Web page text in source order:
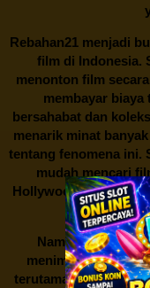
Rebahan21menjadi
film di Indonesia.
menonton film
membayar biaya
bersahabat dan
menarik minat
tentang fenomena ini.
mudah mencari
Hollywood terbaru,
produksi film
Namun, seperti
menimbulkan
terutama produsen